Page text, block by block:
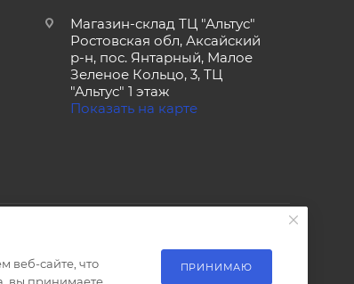
Магазин-склад ТЦ "Альтус"
Ростовская обл, Аксайский
р-н, пос. Янтарный, Малое
Зеленое Кольцо, 3, ТЦ
"Альтус" 1 этаж
Показать на карте
веб-сайте, что
ПРИНИМАЮ